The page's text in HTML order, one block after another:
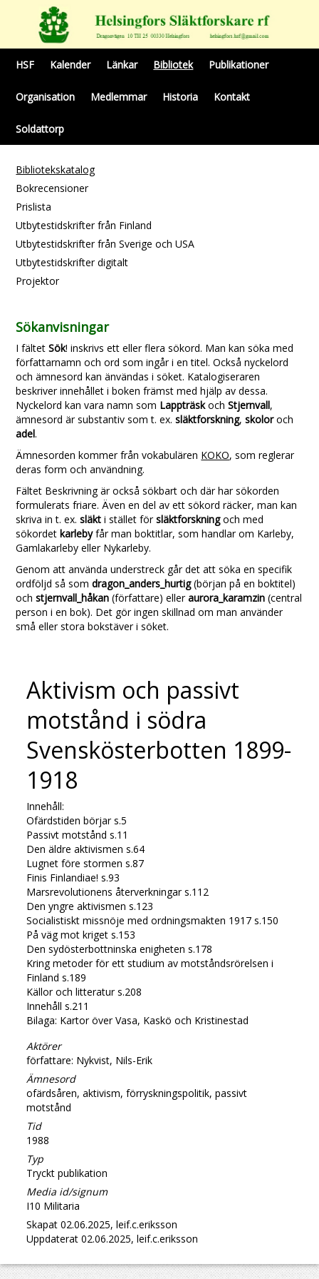
HSF Kalender Länkar Bibliotek Publikationer
Organisation Medlemmar Historia Kontakt
Soldattorp
Bibliotekskatalog
Bokrecensioner
Prislista
Utbytestidskrifter från Finland
Utbytestidskrifter från Sverige och USA
Utbytestidskrifter digitalt
Projektor
Sökanvisningar
I fältetSök! inskrivs ett eller flera sökord. Man kan söka med
författarnamn och ord som ingår i en titel. Också nyckelord
och ämnesord kan änvändas i söket. Katalogiseraren
beskriver innehållet i boken främst med hjälp av dessa.
Nyckelord kan vara namn som LappträskochStjernvall,
ämnesord är substantiv som t. ex.släktforskning,skoloroch
adel.
Ämnesorden kommer från vokabulären KOKO, som reglerar
deras form och användning.
Fältet Beskrivning är också sökbart och där har sökorden
formulerats friare. Även en del av ett sökord räcker, man kan
skriva in t. ex.släkti stället försläktforskningoch med
sökordetkarlebyfår man boktitlar, som handlar om Karleby,
Gamlakarleby eller Nykarleby.
Genom att använda understreck går det att söka en specifik
ordföljd så somdragon_anders_hurtig(början på en boktitel)
ochstjernvall_håkan (författare) elleraurora_karamzin (central
person i en bok). Det gör ingen skillnad om man använder
små eller stora bokstäver i söket.
Aktivism och passivt
motstånd i södra
Svenskösterbotten 1899-
1918
Innehåll:
Ofärdstiden börjar s.5
Passivt motstånd s.11
Den äldre aktivismen s.64
Lugnet före stormen s.87
Finis Finlandiae! s.93
Marsrevolutionens återverkningar s.112
Den yngre aktivismen s.123
Socialistiskt missnöje med ordningsmakten 1917 s.150
På väg mot kriget s.153
Den sydösterbottninska enigheten s.178
Kring metoder för ett studium av motståndsrörelsen i
Finland s.189
Källor och litteratur s.208
Innehåll s.211
Bilaga: Kartor över Vasa, Kaskö och Kristinestad
Aktörer
författare: Nykvist, Nils-Erik
Ämnesord
ofärdsåren, aktivism, förryskningspolitik, passivt
motstånd
Tid
1988
Typ
Tryckt publikation
Media id/signum
I10 Militaria
Skapat 02.06.2025, leif.c.eriksson
Uppdaterat 02.06.2025, leif.c.eriksson